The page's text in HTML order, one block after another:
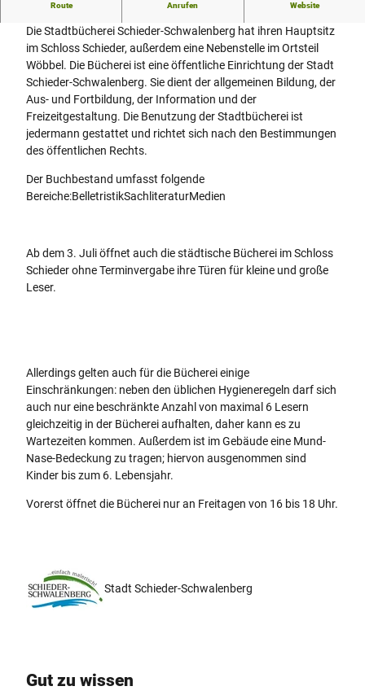
Route Anrufen Website
Die Stadtbücherei Schieder-Schwalenberg hat ihren Hauptsitz
im Schloss Schieder, außerdem eine Nebenstelle im Ortsteil
Wöbbel. Die Bücherei ist eine öffentliche Einrichtung der Stadt
Schieder-Schwalenberg. Sie dient der allgemeinen Bildung, der
Aus- und Fortbildung, der Information und der
Freizeitgestaltung. Die Benutzung der Stadtbücherei ist
jedermann gestattet und richtet sich nach den Bestimmungen
des öffentlichen Rechts.
Der Buchbestand umfasst folgende
Bereiche:BelletristikSachliteraturMedien
Ab dem 3. Juli öffnet auch die städtische Bücherei im Schloss
Schieder ohne Terminvergabe ihre Türen für kleine und große
Leser.
Allerdings gelten auch für die Bücherei einige
Einschränkungen: neben den üblichen Hygieneregeln darf sich
auch nur eine beschränkte Anzahl von maximal 6 Lesern
gleichzeitig in der Bücherei aufhalten, daher kann es zu
Wartezeiten kommen. Außerdem ist im Gebäude eine Mund-
Nase-Bedeckung zu tragen; hiervon ausgenommen sind
Kinder bis zum 6. Lebensjahr.
Vorerst öffnet die Bücherei nur an Freitagen von 16 bis 18 Uhr.
Stadt Schieder-Schwalenberg
Gut zu wissen